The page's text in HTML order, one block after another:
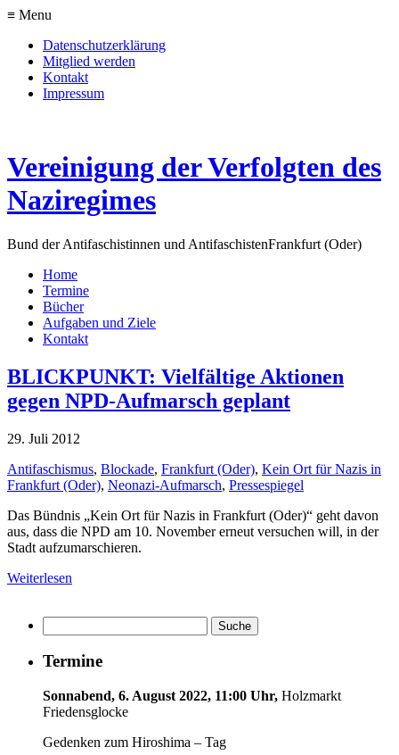
≡ Menu
Datenschutzerklärung
Mitglied werden
Kontakt
Impressum
Vereinigung der Verfolgten des
Naziregimes
Bund der Antifaschistinnen und AntifaschistenFrankfurt (Oder)
Home
Termine
Bücher
Aufgaben und Ziele
Kontakt
BLICKPUNKT: Vielfältige Aktionen
gegen NPD-Aufmarsch geplant
29. Juli 2012
Antifaschismus, Blockade, Frankfurt (Oder), Kein Ort für Nazis in
Frankfurt (Oder), Neonazi-Aufmarsch, Pressespiegel
Das Bündnis „Kein Ort für Nazis in Frankfurt (Oder)“ geht davon
aus, dass die NPD am 10. November erneut versuchen will, in der
Stadt aufzumarschieren.
Weiterlesen
Termine
Sonnabend, 6. August 2022, 11:00 Uhr, Holzmarkt
Friedensglocke
Gedenken zum Hiroshima – Tag